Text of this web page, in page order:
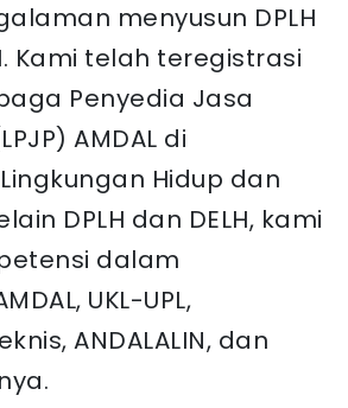
menyusun DPLH
Kami telah teregistrasi
Penyedia Jasa
AMDAL di
Hidup dan
DPLH dan DELH, kami
dalam
UKL-UPL,
ANDALALIN, dan